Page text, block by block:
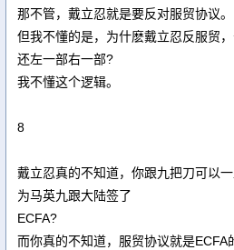
那不管，戴立忍就是要反对服贸协议。
但我不懂的是，为什麽戴立忍反服贸
还左一部右一部?
我不懂这个逻辑。
8
戴立忍真的不知道，你跟九把刀可以
为马英九跟大陆签了
ECFA?
而你真的不知道，服贸协议就是ECFA